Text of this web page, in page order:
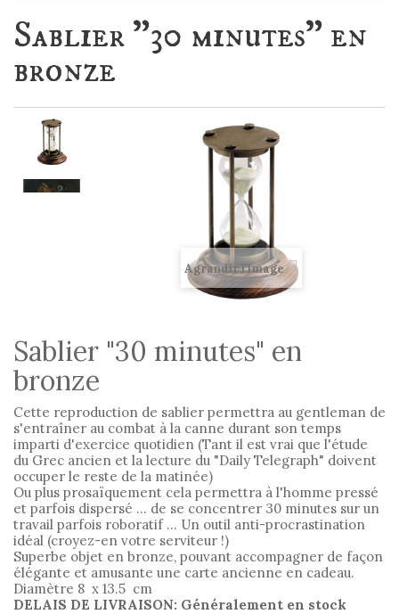
Sablier "30 minutes" en
bronze
Agrandir l'image
Sablier "30 minutes" en
bronze
Cette reproduction de sablier permettra au gentleman de
s'entraîner au combat à la canne durant son temps
imparti d'exercice quotidien (Tant il est vrai que l'étude
du Grec ancien et la lecture du "Daily Telegraph" doivent
occuper le reste de la matinée)
Ou plus prosaïquement cela permettra à l'homme pressé
et parfois dispersé ... de se concentrer 30 minutes sur un
travail parfois roboratif ... Un outil anti-procrastination
idéal (croyez-en votre serviteur !)
Superbe objet en bronze, pouvant accompagner de façon
élégante et amusante une carte ancienne en cadeau.
Diamètre 8 x 13.5 cm
DELAIS DE LIVRAISON: Généralement en stock